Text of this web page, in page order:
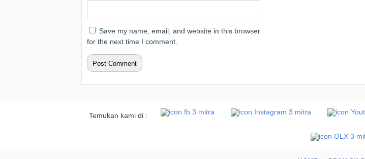
Save my name, email, and website in this browser
for the next time I comment.
Temukan kami di :